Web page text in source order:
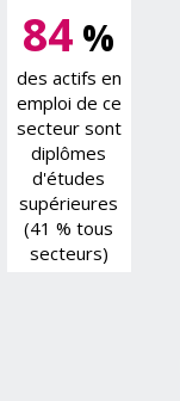
84 %
des actifs en
emploi de ce
secteur sont
diplômes
d'études
supérieures
(41 % tous
secteurs)